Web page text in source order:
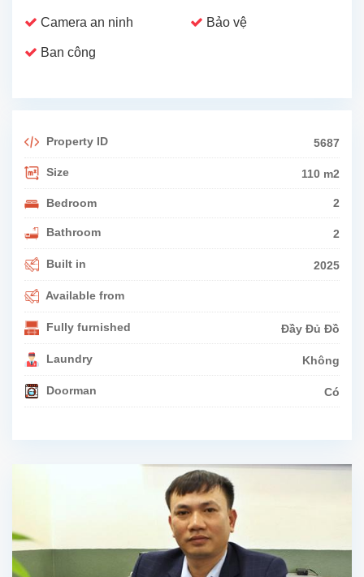
Camera an ninh Bảo vệ
Ban công
Property ID 5687
Size 110 m2
Bedroom 2
Bathroom 2
Built in 2025
Available from
Fully furnished Đầy Đủ Đồ
Laundry Không
Doorman Có